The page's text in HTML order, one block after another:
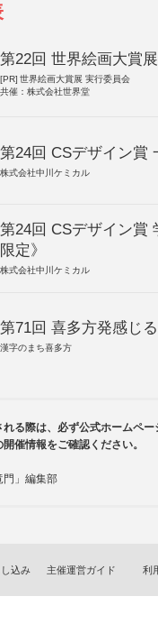
第22回 世界絵画大賞
[PR] 世界絵画大賞展 実行委員会
共催：株式会社世界堂
第24回 CSデザイン賞
株式会社中川ケミカル
第24回 CSデザイン賞
限定》
株式会社中川ケミカル
第71回 喜多方発感じ
漢字のまち喜多方
れる際は、必ず公式ホームペー
開催情報をご確認ください。
門」編集部
込み 主催運営ガイド 利